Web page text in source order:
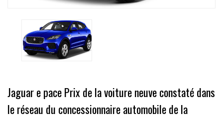
Jaguar e pace Prix de la voiture neuve constaté dans
le réseau du concessionnaire automobile de la